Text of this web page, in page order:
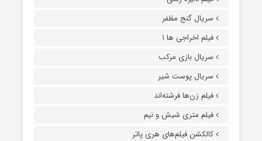
سریال گنج مظفر
فیلم اخراجی ها ۱
سریال بازی مرکب
سریال پوست شیر
فیلم زن‌ها فرشته‌اند
فیلم متری شیش و نیم
کالکشن فیلم‌های هری پاتر